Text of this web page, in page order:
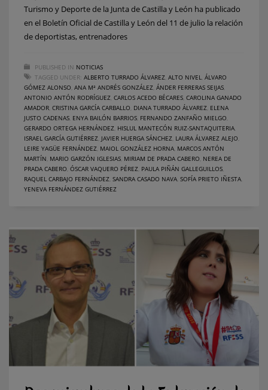
Turismo y Deporte de la Junta de Castilla y León ha publicado
en el Boletín Oficial de Castilla y León del 11 de julio la relación
de deportistas, entrenadores
PUBLISHED IN NOTICIAS
TAGGED UNDER: ALBERTO TURRADO ÁLVAREZ ALTO NIVEL ÁLVARO
GÓMEZ ALONSO ANA Mª ANDRÉS GONZÁLEZ ÁNDER FERRERAS SEIJAS
ANTONIO ANTÓN RODRÍGUEZ CARLOS ACEDO BÉCARES CAROLINA GANADO
AMADOR CRISTINA GARCÍA CARBALLO DIANA TURRADO ÁLVAREZ ELENA
JUSTO CADENAS ENYA BAILÓN BARRIOS FERNANDO ZANFAÑO MIELGO
GERARDO ORTEGA HERNÁNDEZ HISLUL MANTECÓN RUIZ-SANTAQUITERIA
ISRAEL GARCÍA GUTIÉRREZ JAVIER HUERGA SÁNCHEZ LAURA ÁLVAREZ ALEJO
LEIRE YAGÜE FERNÁNDEZ MAIOL GONZÁLEZ HORNA MARCOS ANTÓN
MARTÍN MARIO GARZÓN IGLESIAS MIRIAM DE PRADA CABERO NEREA DE
PRADA CABERO ÓSCAR VAQUERO PÉREZ PAULA PIÑÁN GALLEGUILLOS
RAQUEL CARBAJO FERNÁNDEZ SANDRA CASADO NAVA SOFÍA PRIETO IÑESTA
YENEVA FERNÁNDEZ GUTIÉRREZ